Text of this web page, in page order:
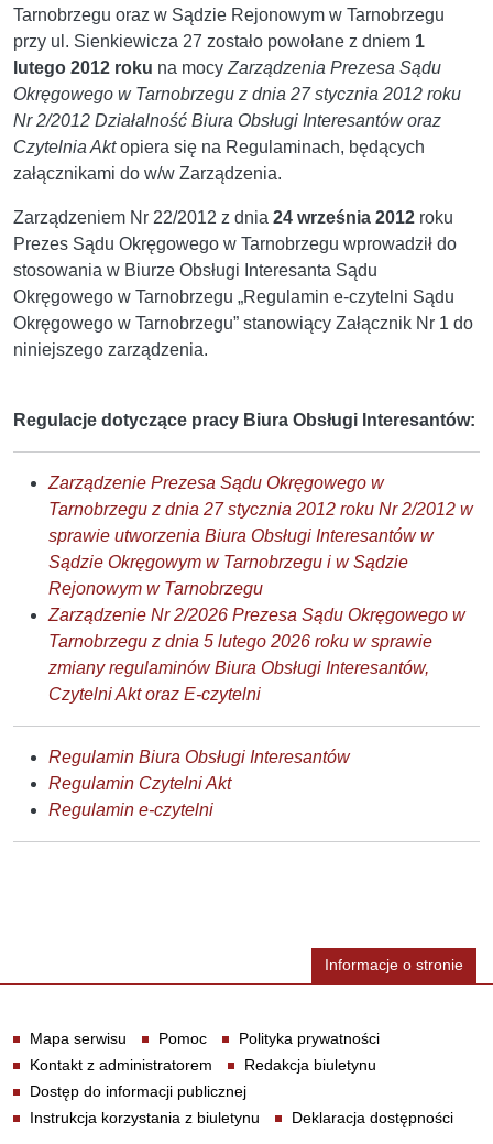
Tarnobrzegu oraz w Sądzie Rejonowym w Tarnobrzegu
przy ul. Sienkiewicza 27 zostało powołane z dniem 1
lutego 2012 roku na mocy Zarządzenia Prezesa Sądu
Okręgowego w Tarnobrzegu z dnia 27 stycznia 2012 roku
Nr 2/2012 Działalność Biura Obsługi Interesantów oraz
Czytelnia Aktopiera się na Regulaminach, będących
załącznikami do w/w Zarządzenia.
Zarządzeniem Nr 22/2012 z dnia 24 września 2012 roku
Prezes Sądu Okręgowego w Tarnobrzegu wprowadził do
stosowania w Biurze Obsługi Interesanta Sądu
Okręgowego w Tarnobrzegu „Regulamin e-czytelni Sądu
Okręgowego w Tarnobrzegu” stanowiący Załącznik Nr 1 do
niniejszego zarządzenia.
Regulacje dotyczące pracy Biura Obsługi Interesantów:
Zarządzenie Prezesa Sądu Okręgowego w
Tarnobrzegu z dnia 27 stycznia 2012 roku Nr 2/2012 w
sprawie utworzenia Biura Obsługi Interesantów w
Sądzie Okręgowym w Tarnobrzegu i w Sądzie
Rejonowym w Tarnobrzegu
Zarządzenie Nr 2/2026 Prezesa Sądu Okręgowego w
Tarnobrzegu z dnia 5 lutego 2026 roku w sprawie
zmiany regulaminów Biura Obsługi Interesantów,
Czytelni Akt oraz E-czytelni
Regulamin Biura Obsługi Interesantów
Regulamin Czytelni Akt
Regulamin e-czytelni
Informacje o stronie
Mapa serwisu Pomoc
Polityka prywatności
Kontakt z administratorem
Redakcja biuletynu
Dostęp do informacji publicznej
Instrukcja korzystania z biuletynu
Deklaracja dostępności